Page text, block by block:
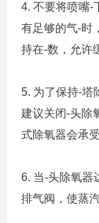
4. 不要将喷嘴-
有足够的气-时
持在-数，允许
5. 为了保持-塔
建议关闭-头除
式除氧器会承
6. 当-头除氧器
排气阀，使蒸